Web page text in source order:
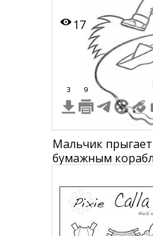
17
3 9
Мальчик прыгает
бумажным